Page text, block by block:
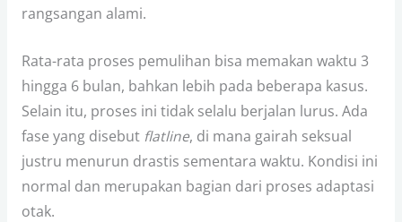
rangsangan alami.
Rata-rata proses pemulihan bisa memakan waktu 3
hingga 6 bulan, bahkan lebih pada beberapa kasus.
Selain itu, proses ini tidak selalu berjalan lurus. Ada
fase yang disebut flatline, di mana gairah seksual
justru menurun drastis sementara waktu. Kondisi ini
normal dan merupakan bagian dari proses adaptasi
otak.